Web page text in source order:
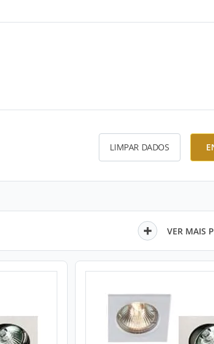
LIMPAR DADOS
VER MAIS